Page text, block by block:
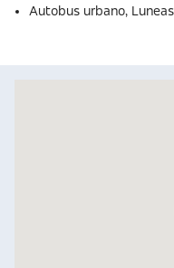
Autobus urbano,